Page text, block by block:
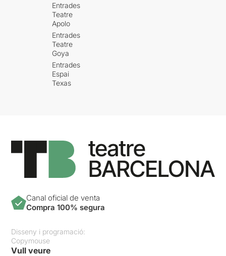
Entrades
Teatre
Apolo
Entrades
Teatre
Goya
Entrades
Espai
Texas
Canal oficial de venta
Compra 100% segura
Disseny i programació:
Copymouse
Vull veure